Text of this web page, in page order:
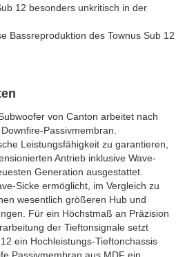
12 besonders unkritisch in der
Bassreproduktion des Townus Sub 12
von Canton arbeitet nach
Passivmembran.
Leistungsfähigkeit zu garantieren,
Antrieb inklusive Wave-
Generation ausgestattet.
Sicke ermöglicht, im Vergleich zu
wesentlich größeren Hub und
Für ein Höchstmaß an Präzision
der Tieftonsignale setzt
ein Hochleistungs-Tieftonchassis
Passivmembran aus MDF ein.